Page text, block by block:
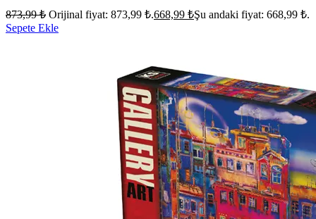
873,99₺ Orijinal fiyat: 873,99 ₺.668,99 ₺Şu andaki fiyat: 668,99 ₺.
Sepete Ekle